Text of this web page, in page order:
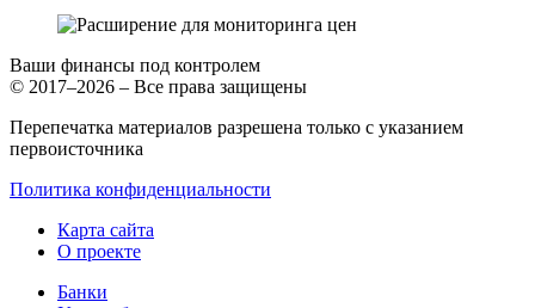
Ваши финансы под контролем
© 2017–2026 – Все права защищены
Перепечатка материалов разрешена только с указанием
первоисточника
Политика конфиденциальности
Карта сайта
О проекте
Банки